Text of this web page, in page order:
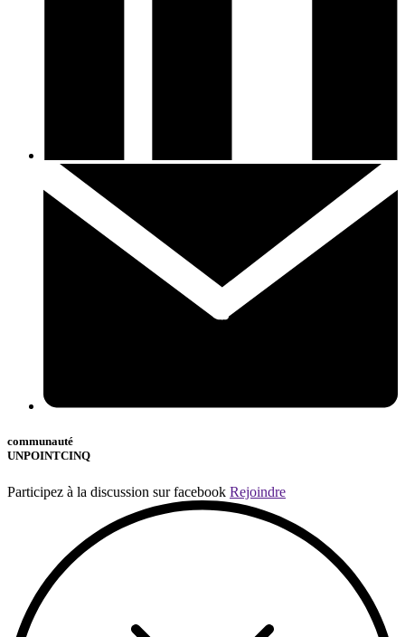
communauté
UNPOINTCINQ
Participez à la discussion sur facebook Rejoindre